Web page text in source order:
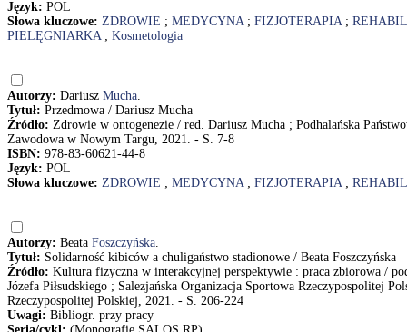
Język: POL
Słowa kluczowe: ZDROWIE ; MEDYCYNA; FIZJOTERAPIA;
PIELĘGNIARKA; Kosmetologia
Autorzy: Dariusz Mucha.
Tytuł: Przedmowa / Dariusz Mucha
Źródło: Zdrowie w ontogenezie / red. Dariusz Mucha ; Podhalańska
Zawodowa w Nowym Targu, 2021. - S. 7-8
ISBN: 978-83-60621-44-8
Język: POL
Słowa kluczowe: ZDROWIE ; MEDYCYNA; FIZJOTERAPIA;
Autorzy: Beata Foszczyńska.
Tytuł: Solidarność kibiców a chuligaństwo stadionowe / Beata Foszczyńska
Źródło: Kultura fizyczna w interakcyjnej perspektywie : praca zbiorowa /
Józefa Piłsudskiego ; Salezjańska Organizacja Sportowa Rzeczypospolitej
Rzeczypospolitej Polskiej, 2021. - S. 206-224
Uwagi: Bibliogr. przy pracy